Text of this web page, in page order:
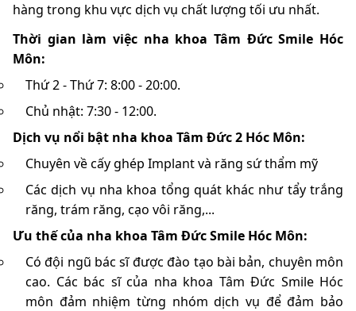
hàng trong khu vực dịch vụ chất lượng tối ưu nhất.
Thời gian làm việc nha khoa Tâm Đức Smile Hóc
Môn:
Thứ 2 - Thứ 7: 8:00 - 20:00.
Chủ nhật: 7:30 - 12:00.
Dịch vụ nổi bật nha khoa Tâm Đức 2 Hóc Môn:
Chuyên về cấy ghép Implant và răng sứ thẩm mỹ
Các dịch vụ nha khoa tổng quát khác như tẩy trắng
răng, trám răng, cạo vôi răng,...
Ưu thế của nha khoa Tâm Đức Smile Hóc Môn:
Có đội ngũ bác sĩ được đào tạo bài bản, chuyên môn
cao. Các bác sĩ của nha khoa Tâm Đức Smile Hóc
môn đảm nhiệm từng nhóm dịch vụ để đảm bảo